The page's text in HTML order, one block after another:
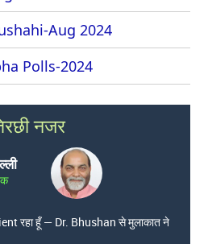
Aug 2024
Polls-2024
नजर
रहा हूँ — Dr. Bhushan से मुलाकात ने